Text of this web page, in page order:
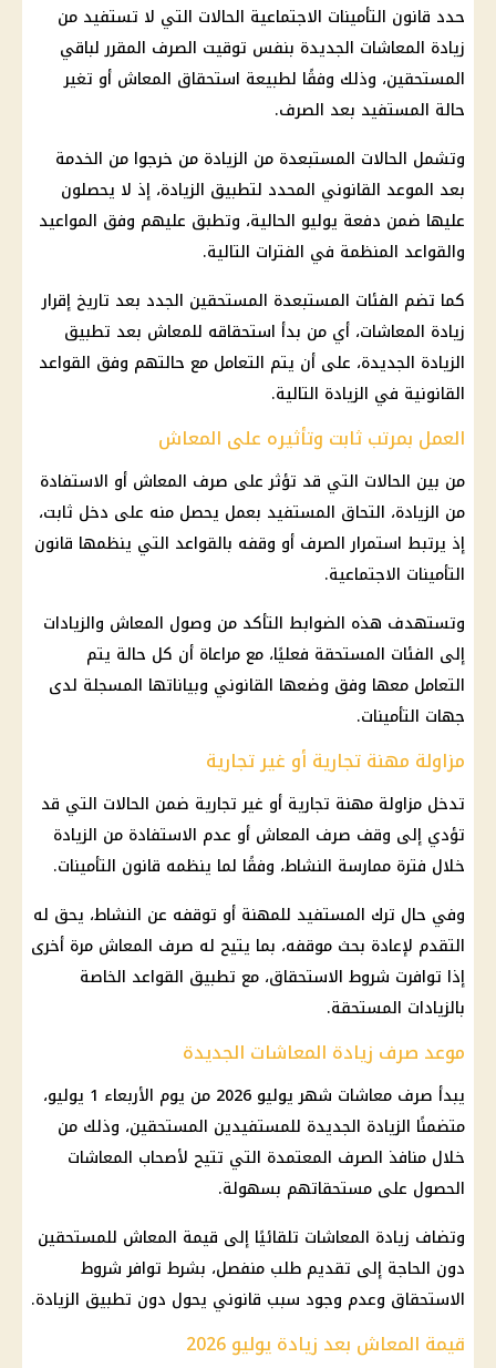
حدد قانون التأمينات الاجتماعية الحالات التي لا تستفيد من
زيادة المعاشات الجديدة بنفس توقيت الصرف المقرر لباقي
المستحقين، وذلك وفقًا لطبيعة استحقاق المعاش أو تغير
حالة المستفيد بعد الصرف.
وتشمل الحالات المستبعدة من الزيادة من خرجوا من الخدمة
بعد الموعد القانوني المحدد لتطبيق الزيادة، إذ لا يحصلون
عليها ضمن دفعة يوليو الحالية، وتطبق عليهم وفق المواعيد
والقواعد المنظمة في الفترات التالية.
كما تضم الفئات المستبعدة المستحقين الجدد بعد تاريخ إقرار
زيادة المعاشات، أي من بدأ استحقاقه للمعاش بعد تطبيق
الزيادة الجديدة، على أن يتم التعامل مع حالتهم وفق القواعد
القانونية في الزيادة التالية.
العمل بمرتب ثابت وتأثيره على المعاش
من بين الحالات التي قد تؤثر على صرف المعاش أو الاستفادة
من الزيادة، التحاق المستفيد بعمل يحصل منه على دخل ثابت،
إذ يرتبط استمرار الصرف أو وقفه بالقواعد التي ينظمها قانون
التأمينات الاجتماعية.
وتستهدف هذه الضوابط التأكد من وصول المعاش والزيادات
إلى الفئات المستحقة فعليًا، مع مراعاة أن كل حالة يتم
التعامل معها وفق وضعها القانوني وبياناتها المسجلة لدى
جهات التأمينات.
مزاولة مهنة تجارية أو غير تجارية
تدخل مزاولة مهنة تجارية أو غير تجارية ضمن الحالات التي قد
تؤدي إلى وقف صرف المعاش أو عدم الاستفادة من الزيادة
خلال فترة ممارسة النشاط، وفقًا لما ينظمه قانون التأمينات.
وفي حال ترك المستفيد للمهنة أو توقفه عن النشاط، يحق له
التقدم لإعادة بحث موقفه، بما يتيح له صرف المعاش مرة أخرى
إذا توافرت شروط الاستحقاق، مع تطبيق القواعد الخاصة
بالزيادات المستحقة.
موعد صرف زيادة المعاشات الجديدة
يبدأ صرف معاشات شهر يوليو 2026
من يوم الأربعاء 1 يوليو،
متضمنًا الزيادة الجديدة للمستفيدين المستحقين، وذلك من
خلال منافذ الصرف المعتمدة التي تتيح لأصحاب المعاشات
الحصول على مستحقاتهم بسهولة.
وتضاف زيادة المعاشات تلقائيًا إلى قيمة المعاش للمستحقين
دون الحاجة إلى تقديم طلب منفصل، بشرط توافر شروط
الاستحقاق وعدم وجود سبب قانوني يحول دون تطبيق الزيادة.
قيمة المعاش بعد زيادة يوليو 2026